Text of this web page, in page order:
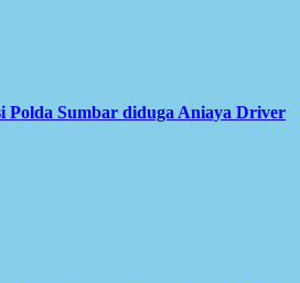
Polda Sumbar diduga Aniaya Driver